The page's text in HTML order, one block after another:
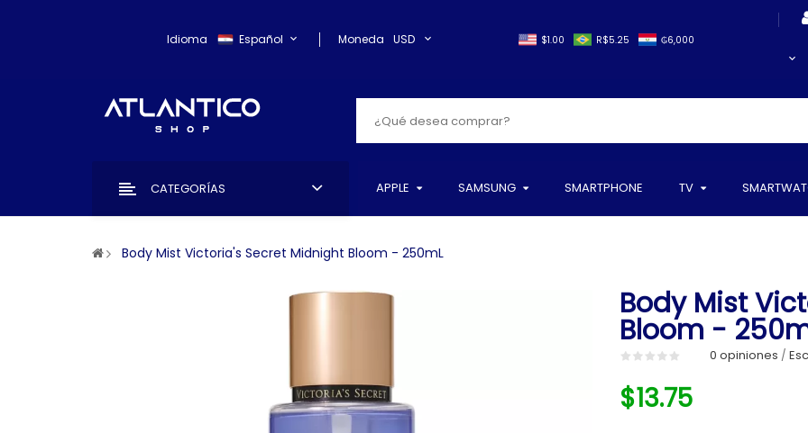
Idioma Español Moneda USD $1.00 ₲6,000
R$5.25
CATEGORÍAS APPLE SAMSUNG SMARTPHONE TV
Body Mist Victoria's Secret Midnight Bloom - 250mL
Body Mist
Bloom -
0 opiniones /
$13.75